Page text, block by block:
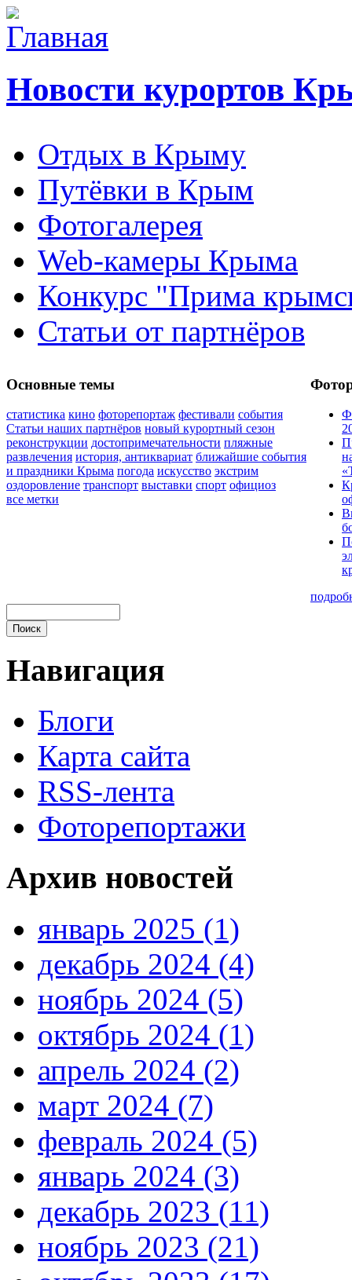
Новости курортов
Отдых в Крыму
Путёвки в Крым
Фотогалерея
Web-камеры Крыма
Конкурс "Прима
Статьи от партнёров
Основные темы
статистика кино фоторепортаж фестивали события
Статьи наших партнёров новый курортный сезон
реконструкции достопримечательности пляжные
развлечения история, антиквариат ближайшие события
и праздники Крыма погода искусство экстрим
оздоровление транспорт выставки спорт официоз
все метки
Навигация
Блоги
Карта сайта
RSS-лента
Фоторепортажи
Архив новостей
январь 2025 (1)
декабрь 2024 (4)
ноябрь 2024 (5)
октябрь 2024 (1)
апрель 2024 (2)
март 2024 (7)
февраль 2024 (5)
январь 2024 (3)
декабрь 2023 (11)
ноябрь 2023 (21)